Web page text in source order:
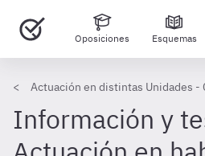
Oposiciones Esquemas
Actuación en distintas Unidades -
Información y